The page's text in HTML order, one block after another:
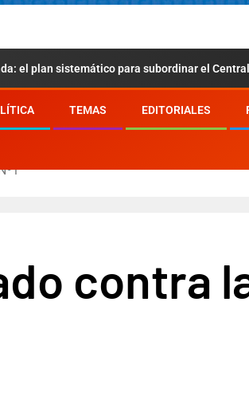
el plan sistemático para subordinar el
TEMAS EDITORIALES
contra